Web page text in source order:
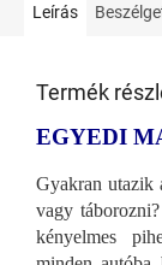
Leírás
Termék
EGYEDI
Gyakran utazik
vagy
kényelmes